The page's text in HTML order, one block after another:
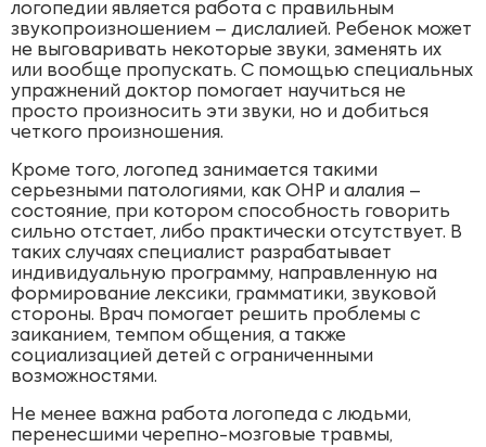
логопедии является работа с правильным
звукопроизношением – дислалией. Ребенок может
не выговаривать некоторые звуки, заменять их
или вообще пропускать. С помощью специальных
упражнений доктор помогает научиться не
просто произносить эти звуки, но и добиться
четкого произношения.
Кроме того, логопед занимается такими
серьезными патологиями, как ОНР и алалия –
состояние, при котором способность говорить
сильно отстает, либо практически отсутствует. В
таких случаях специалист разрабатывает
индивидуальную программу, направленную на
формирование лексики, грамматики, звуковой
стороны. Врач помогает решить проблемы с
заиканием, темпом общения, а также
социализацией детей с ограниченными
возможностями.
Не менее важна работа логопеда с людьми,
перенесшими черепно-мозговые травмы,